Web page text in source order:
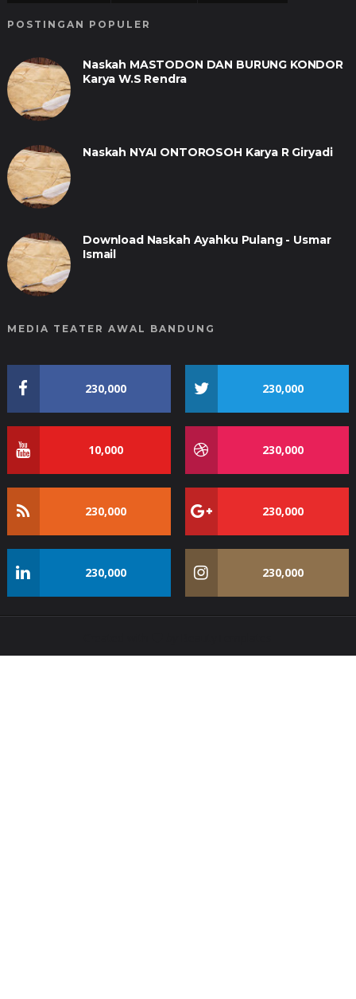
POSTINGAN POPULER
Naskah MASTODON DAN BURUNG KONDOR
Karya W.S Rendra
Naskah NYAI ONTOROSOH Karya R Giryadi
Download Naskah Ayahku Pulang - Usmar
Ismail
MEDIA TEATER AWAL BANDUNG
230,000 230,000
10,000 230,000
230,000 230,000
230,000 230,000